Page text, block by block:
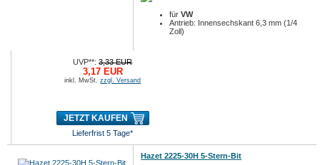
fürVW
Antrieb: Innensechskant 6,3 mm (1/4
Zoll)
UVP**:3,33 EUR
3,17 EUR
inkl. MwSt.zzgl. Versand
JETZT KAUFEN
Lieferfrist 5 Tage*
Hazet 2225-30H 5-Stern-Bit